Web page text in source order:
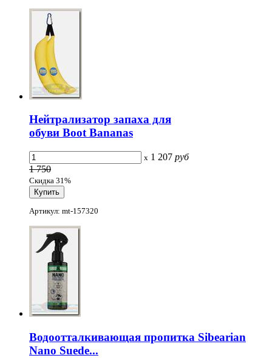
Нейтрализатор запаха для
обуви Boot Bananas
x 1 207 руб
1 750
Скидка 31%
Артикул: mt-157320
Водоотталкивающая пропитка Sibearian
Nano Suede...